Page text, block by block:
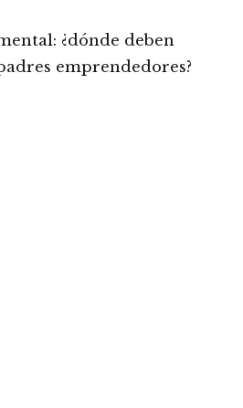
¿dónde deben
emprendedores?